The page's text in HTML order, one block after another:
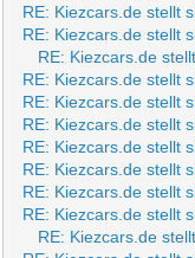
RE: Kiezcars.de stellt
RE: Kiezcars.de stellt
RE: Kiezcars.de
RE: Kiezcars.de stellt
RE: Kiezcars.de stellt
RE: Kiezcars.de stellt
RE: Kiezcars.de stellt
RE: Kiezcars.de stellt
RE: Kiezcars.de stellt
RE: Kiezcars.de stellt
RE: Kiezcars.de